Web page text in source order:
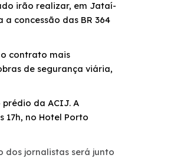
irão realizar, em Jataí-
concessão das BR 364
contrato mais
de segurança viária,
da ACIJ. A
17h, no Hotel Porto
dos jornalistas será junto